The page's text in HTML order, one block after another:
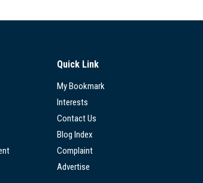
Quick Link
My Bookmark
Interests
Contact Us
Blog Index
Complaint
Advertise